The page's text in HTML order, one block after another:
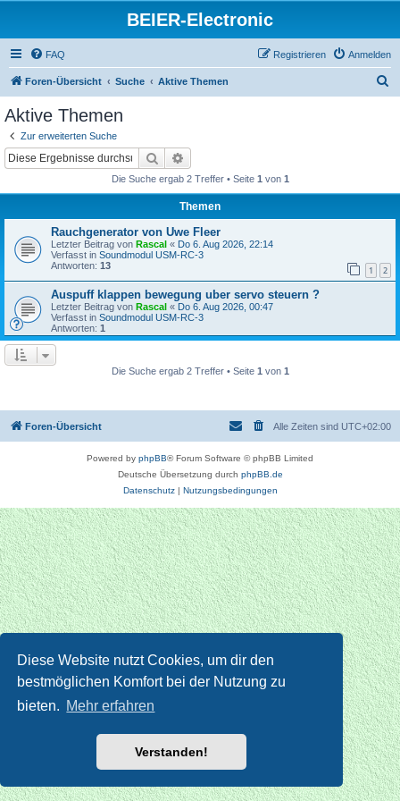
Diese Website nutzt Cookies, um dir den
bestmöglichen Komfort bei der Nutzung zu
bieten. Mehr erfahren
Verstanden!
BEIER-Electronic
FAQ Anmelden
Registrieren
Foren-Übersicht Suche Aktive Themen
Aktive Themen
Zur erweiterten Suche
Suche
Die Suche ergab 2 Treffer • Seite 1 von 1
Themen
Rauchgenerator von Uwe Fleer
Letzter Beitrag von Rascal « Do 6. Aug 2026, 22:14
Verfasst in Soundmodul USM-RC-3
Antworten: 13 1 2
Auspuff klappen bewegung uber servo steuern ?
Letzter Beitrag von Rascal « Do 6. Aug 2026, 00:47
Verfasst in Soundmodul USM-RC-3
Antworten: 1
Die Suche ergab 2 Treffer • Seite 1 von 1
Foren-Übersicht Alle Zeiten sind UTC+02:00
Powered by phpBB® Forum Software © phpBB Limited
Deutsche Übersetzung durch phpBB.de
Datenschutz| Nutzungsbedingungen